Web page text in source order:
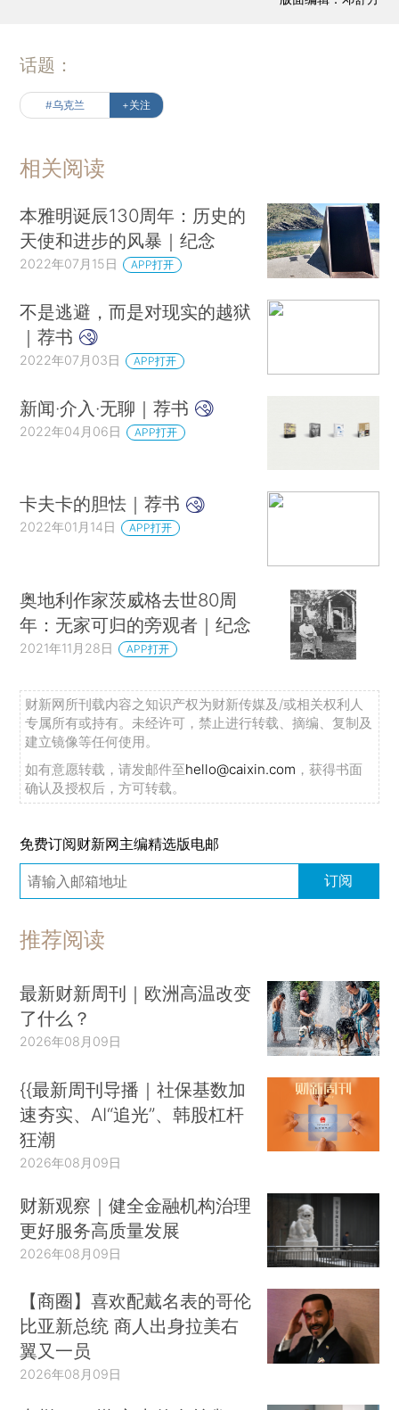
话题：
#乌克兰 +关注
相关阅读
本雅明诞辰130周年：历史的
天使和进步的风暴｜纪念
2022年07月15日 APP打开
不是逃避，而是对现实的越狱
｜荐书
2022年07月03日 APP打开
新闻·介入·无聊｜荐书
2022年04月06日 APP打开
卡夫卡的胆怯｜荐书
2022年01月14日 APP打开
奥地利作家茨威格去世80周
年：无家可归的旁观者｜纪念
2021年11月28日 APP打开
财新网所刊载内容之知识产权为财新传媒及/或相关权利人
专属所有或持有。未经许可，禁止进行转载、摘编、复制及
建立镜像等任何使用。
如有意愿转载，请发邮件至hello@caixin.com ，获得书面
确认及授权后，方可转载。
免费订阅财新网主编精选版电邮
订阅
推荐阅读
最新财新周刊｜欧洲高温改变
了什么？
2026年08月09日
{{最新周刊导播｜社保基数加
速夯实、AI“追光”、韩股杠杆
狂潮
2026年08月09日
财新观察｜健全金融机构治理
更好服务高质量发展
2026年08月09日
【商圈】喜欢配戴名表的哥伦
比亚新总统 商人出身拉美右
翼又一员
2026年08月09日